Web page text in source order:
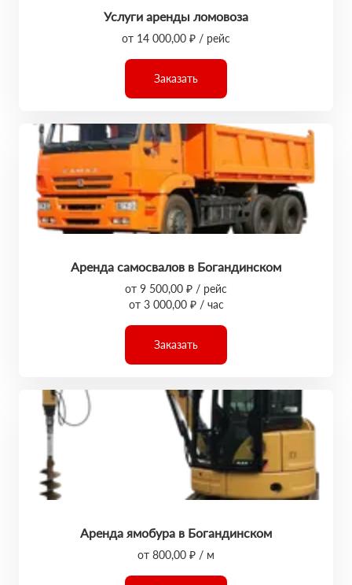
Услуги аренды ломовоза
от 14 000,00 ₽ / рейс
Заказать
Аренда самосвалов в Богандинском
от 9 500,00 ₽ / рейс
от 3 000,00 ₽ / час
Заказать
Аренда ямобура в Богандинском
от 800,00 ₽ / м